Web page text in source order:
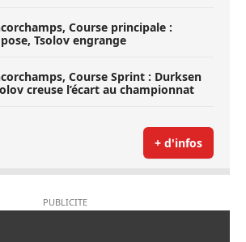
Course principale :
Tsolov engrange
Course Sprint : Durksen
creuse l’écart au championnat
+ d'infos